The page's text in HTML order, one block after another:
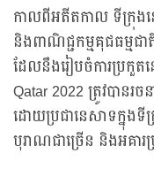
កាលពីអតីតកាល ទីក្រុង
និងពាណិជ្ជកម្មគុជធម្មជ
ដែលនឹងរៀបចំការប្រកួត
Qatar 2022 ត្រូវបានរ
ដោយប្រជានេសាទក្នុងទី
បុរាណជាច្រើន និងអគារ